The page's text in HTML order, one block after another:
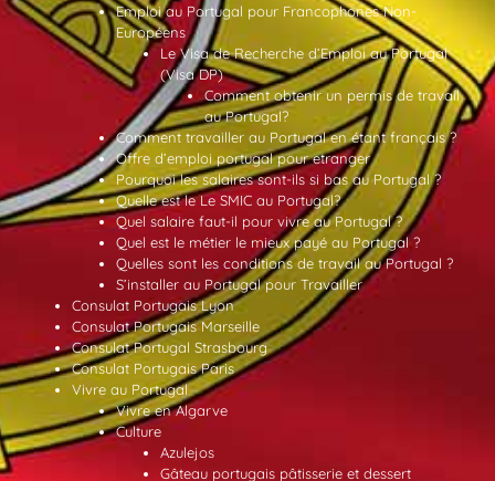
Emploi au Portugal pour Francophones Non-
Européens
Le Visa de Recherche d’Emploi au Portugal
(Visa DP)
Comment obtenir un permis de travail
au Portugal?
Comment travailler au Portugal en étant français ?
Offre d’emploi portugal pour etranger
Pourquoi les salaires sont-ils si bas au Portugal ?
Quelle est le Le SMIC au Portugal?
Quel salaire faut-il pour vivre au Portugal ?
Quel est le métier le mieux payé au Portugal ?
Quelles sont les conditions de travail au Portugal ?
S’installer au Portugal pour Travailler
Consulat Portugais Lyon
Consulat Portugais Marseille
Consulat Portugal Strasbourg
Consulat Portugais Paris
Vivre au Portugal
Vivre en Algarve
Culture
Azulejos
Gâteau portugais pâtisserie et dessert